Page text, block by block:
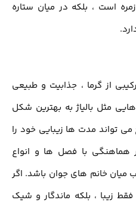
، بلکه در میان ستاره
گرما ، جذابیت و طبیعی
بالیاژ به بهترین شکل
مدت ها زیبایی خود را
با فصل ها و انواع
های جوان باشد. اگر
، بلکه ماندگار و شیک